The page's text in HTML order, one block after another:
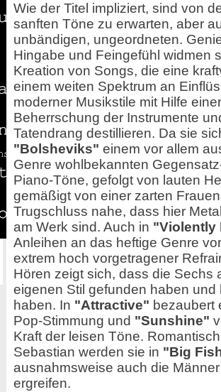
Wie der Titel impliziert, sind von
sanften Töne zu erwarten, aber
unbändigen, ungeordneten.
Hingabe und Feingefühl widmen
Kreation von Songs, die eine
einem weiten Spektrum an
moderner Musikstile mit Hilfe
Beherrschung der Instrumente
Tatendrang destillieren. Da sie
"Bolsheviks" einem vor allem
Genre wohlbekannten
Piano-Töne, gefolgt von lauten
gemäßigt von einer zarten
Trugschluss nahe, dass hier
am Werk sind. Auch in "Violently
Anleihen an das heftige Genre
extrem hoch vorgetragener
Hören zeigt sich, dass die Sechs
eigenen Stil gefunden haben und
haben. In "Attractive" bezaubert
Pop-Stimmung und "Sunshine"
Kraft der leisen Töne.
Sebastian werden sie in "Big
ausnahmsweise auch die
ergreifen.